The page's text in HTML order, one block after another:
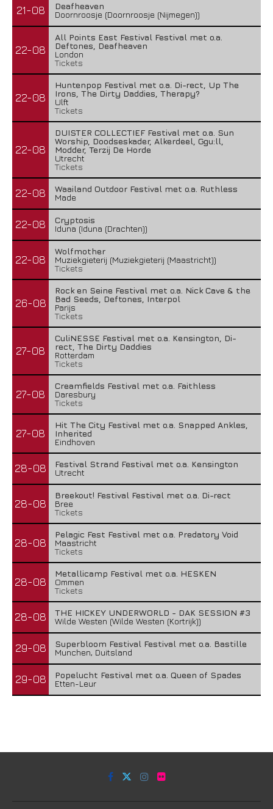
21-08
Deafheaven
Doornroosje (Doornroosje (Nijmegen))
22-08
All Points East Festival Festival met o.a.
Deftones, Deafheaven
London
Tickets
22-08
Huntenpop Festival met o.a. Di-rect, Up The
Irons, The Dirty Daddies, Therapy?
Ulft
Tickets
22-08
DUISTER COLLECTIEF Festival met o.a. Sun
Worship, Doodseskader, Alkerdeel, Ggu:ll,
Modder, Terzij De Horde
Utrecht
Tickets
22-08
Waailand Outdoor Festival met o.a. Ruthless
Made
22-08
Cryptosis
Iduna (Iduna (Drachten))
22-08
Wolfmother
Muziekgieterij (Muziekgieterij (Maastricht))
Tickets
26-08
Rock en Seine Festival met o.a. Nick Cave & the
Bad Seeds, Deftones, Interpol
Parijs
Tickets
27-08
CuliNESSE Festival met o.a. Kensington, Di-
rect, The Dirty Daddies
Rotterdam
Tickets
27-08
Creamfields Festival met o.a. Faithless
Daresbury
Tickets
27-08
Hit The City Festival met o.a. Snapped Ankles,
Inherited
Eindhoven
28-08
Festival Strand Festival met o.a. Kensington
Utrecht
28-08
Breekout! Festival Festival met o.a. Di-rect
Bree
Tickets
28-08
Pelagic Fest Festival met o.a. Predatory Void
Maastricht
Tickets
28-08
Metallicamp Festival met o.a. HESKEN
Ommen
Tickets
28-08
THE HICKEY UNDERWORLD - DAK SESSION #3
Wilde Westen (Wilde Westen (Kortrijk))
29-08
Superbloom Festival Festival met o.a. Bastille
Munchen, Duitsland
29-08
Popelucht Festival met o.a. Queen of Spades
Etten-Leur